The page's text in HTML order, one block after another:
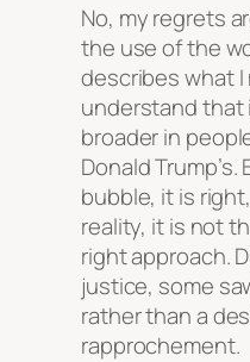
No, my regrets
the use of the
describes what I
understand that
broader in
Donald Trump’s.
bubble, it is
reality, it is not
right approach.
justice, some
rather than a
rapprochement.